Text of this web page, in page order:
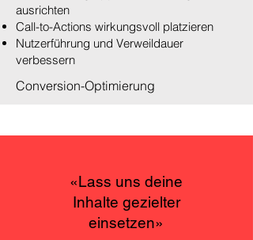
ausrichten
Call-to-Actions wirkungsvoll platzieren
Nutzerführung und Verweildauer
verbessern
Conversion-Optimierung
«Lass uns deine
Inhalte gezielter
einsetzen»